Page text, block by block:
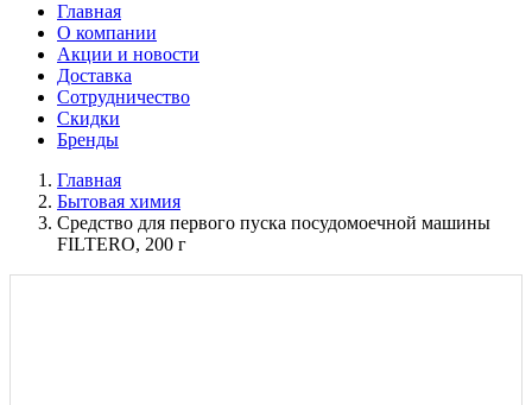
Главная
О компании
Акции и новости
Доставка
Сотрудничество
Скидки
Бренды
Главная
Бытовая химия
Средство для первого пуска посудомоечной машины
FILTERO, 200 г